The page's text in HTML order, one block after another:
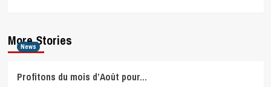
More Stories
News
Profitons du mois d’Août pour…